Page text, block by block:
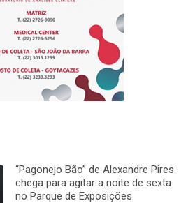
“Pagonejo Bão” de Alexandre Pires
chega para agitar a noite de sexta
no Parque de Exposições